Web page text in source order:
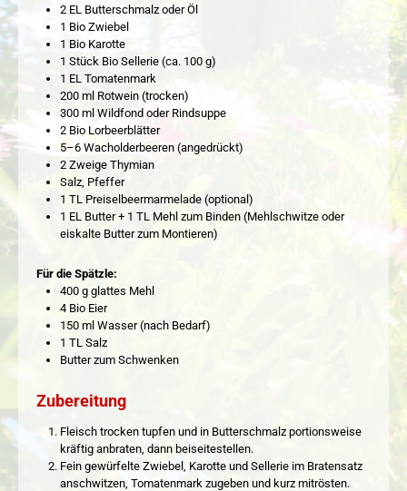
2 EL Butterschmalz oder Öl
1 Bio Zwiebel
1 Bio Karotte
1 Stück Bio Sellerie (ca. 100 g)
1 EL Tomatenmark
200 ml Rotwein (trocken)
300 ml Wildfond oder Rindsuppe
2 Bio Lorbeerblätter
5–6 Wacholderbeeren (angedrückt)
2 Zweige Thymian
Salz, Pfeffer
1 TL Preiselbeermarmelade (optional)
1 EL Butter + 1 TL Mehl zum Binden (Mehlschwitze oder
eiskalte Butter zum Montieren)
Für die Spätzle:
400 g glattes Mehl
4 Bio Eier
150 ml Wasser (nach Bedarf)
1 TL Salz
Butter zum Schwenken
Zubereitung
Fleisch trocken tupfen und in Butterschmalz portionsweise
kräftig anbraten, dann beiseitestellen.
Fein gewürfelte Zwiebel, Karotte und Sellerie im Bratensatz
anschwitzen, Tomatenmark zugeben und kurz mitrösten.